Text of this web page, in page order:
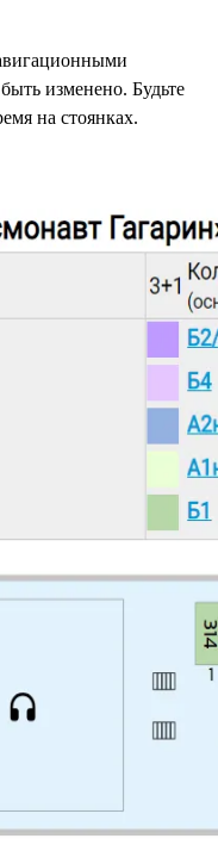
изменено. Будьте
на стоянках.